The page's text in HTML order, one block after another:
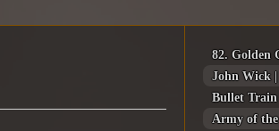
82. Golden
John Wick
Bullet Train
Army of